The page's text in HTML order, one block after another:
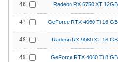
46 Radeon RX 6750 XT 12GB
47 GeForce RTX 4060 Ti 16 GB
48 Radeon RX 9060 XT 16 GB
49 GeForce RTX 4060 Ti 8 GB